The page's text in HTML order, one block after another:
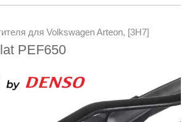
для Volkswagen Arteon, [3H7]
PEF650